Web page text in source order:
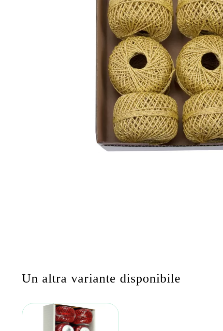
Un altra variante disponibile